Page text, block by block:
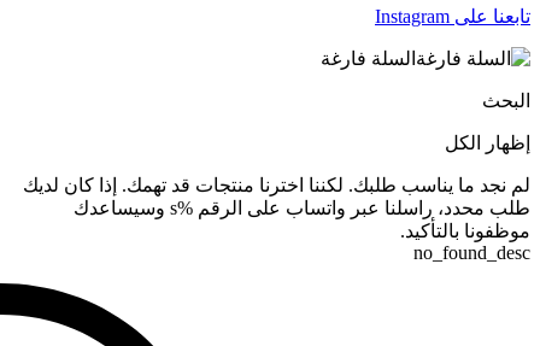
تابعنا على Instagram
السلة فارغة
البحث
إظهار الكل
لم نجد ما يناسب طلبك. لكننا اخترنا منتجات قد تهمك. إذا كان لديك
طلب محدد، راسلنا عبر واتساب على الرقم %s وسيساعدك
موظفونا بالتأكيد.
no_found_desc